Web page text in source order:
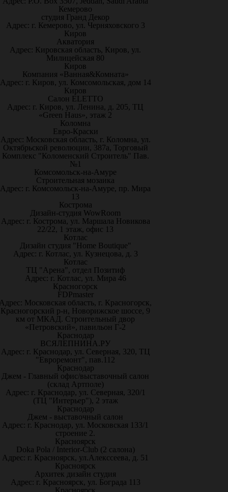
Кемерово
студия Гранд Декор
Адрес: г. Кемерово, ул. Черняховского 3
Киров
Акватория
Адрес: Кировская область, Киров, ул.
Милицейская 80
Киров
Компания «Ванная&Комната»
Адрес: г. Киров, ул. Комсомольская, дом 14
Киров
Салон ELETTO
Адрес: г. Киров, ул. Ленина, д. 205, ТЦ
«Green Haus», этаж 2
Коломна
Евро-Краски
Адрес: Московская область, г. Коломна, ул.
Октябрьской революции, 387а, Торговый
Комплекс "Коломенский Строитель" Пав.
№1
Комсомольск-на-Амуре
Строительная мозаика
Адрес: г. Комсомольск-на-Амуре, пр. Мира
13
Кострома
Дизайн-студия WowRoom
Адрес: г. Кострома, ул. Маршала Новикова
22/22, 1 этаж, офис 13
Котлас
Дизайн студия "Home Boutique"
Адрес: г. Котлас, ул. Кузнецова, д. 3
Котлас
ТЦ "Арена", отдел Позитиф
Адрес: г. Котлас, ул. Мира 46
Красногорск
FDPmaster
Московская область, г. Красногорск,
Красногорский р-н, Новорижское шоссе, 9
км от МКАД. Строительный двор
«Петровский», павильон Г-2
Краснодар
ВСЯЛЕПНИНА.РУ
Адрес: г. Краснодар, ул. Северная, 320, ТЦ
"Евроремонт", пав.112
Краснодар
Джем - Главный офис/выставочный салон
(склад Артполе)
Адрес: г. Краснодар, ул. Северная, 320/1
(ТЦ "Интерьер"), 2 этаж
Краснодар
Джем - выставочный салон
Адрес: г. Краснодар, ул. Московская 133/1
строение 2.
Красноярск
Doka Pola / Interior-Club (2 салона)
Адрес: г. Красноярск, ул.Алекссеева, д. 51
Красноярск
Архитек дизайн студия
Адрес: г. Красноярск, ул. Бограда 113
Красноярск